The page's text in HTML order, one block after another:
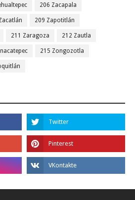
206 Zacapala
209 Zapotitlán
211 Zaragoza 212 Zautla
215 Zongozotla